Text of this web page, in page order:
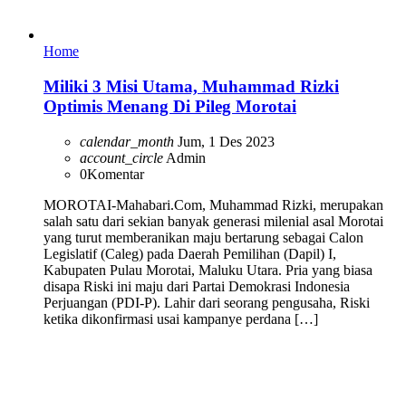
Home
Miliki 3 Misi Utama, Muhammad Rizki
Optimis Menang Di Pileg Morotai
calendar_month Jum, 1 Des 2023
account_circle Admin
0Komentar
MOROTAI-Mahabari.Com, Muhammad Rizki, merupakan
salah satu dari sekian banyak generasi milenial asal Morotai
yang turut memberanikan maju bertarung sebagai Calon
Legislatif (Caleg) pada Daerah Pemilihan (Dapil) I,
Kabupaten Pulau Morotai, Maluku Utara. Pria yang biasa
disapa Riski ini maju dari Partai Demokrasi Indonesia
Perjuangan (PDI-P). Lahir dari seorang pengusaha, Riski
ketika dikonfirmasi usai kampanye perdana […]